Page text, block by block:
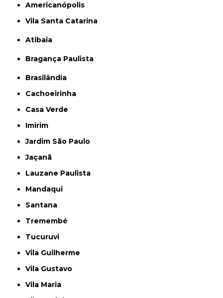
Americanópolis
Vila Santa Catarina
Atibaia
Bragança Paulista
Brasilândia
Cachoeirinha
Casa Verde
Imirim
Jardim São Paulo
Jaçanã
Lauzane Paulista
Mandaqui
Santana
Tremembé
Tucuruvi
Vila Guilherme
Vila Gustavo
Vila Maria